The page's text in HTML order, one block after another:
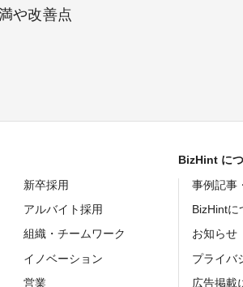
や改善点
新卒採用
アルバイト採用
組織・チームワーク
イノベーション
営業
BizHint に
事例記事
BizHintに
お知らせ
プライバ
広告掲載